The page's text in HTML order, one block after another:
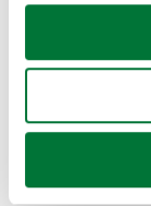
Si lo permite,
Recopilar
Identificar
para
Obtenga más
Coches de
Coches de